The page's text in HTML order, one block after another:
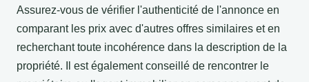
Assurez-vous de vérifier l'authenticité de l'annonce en
comparant les prix avec d'autres offres similaires et en
recherchant toute incohérence dans la description de la
propriété. Il est également conseillé de rencontrer le